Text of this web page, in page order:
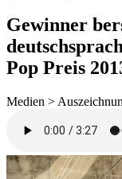
Gewinner
Pop Preis
Medien >